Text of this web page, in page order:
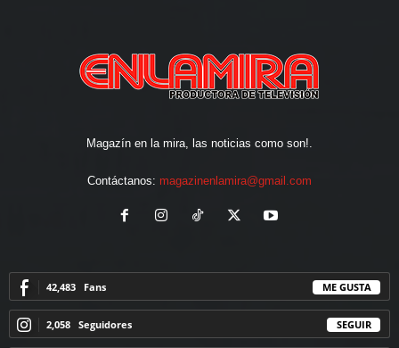
Magazín en la mira, las noticias como son!.
Contáctanos: magazinenlamira@gmail.com
42,483 Fans ME GUSTA
2,058 Seguidores SEGUIR